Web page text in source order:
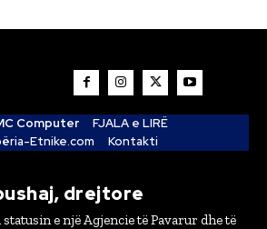
Computer
FJALA e LIRË
Etnike.com
Kontakti
drejtore
e një Agjencie të Pavarur dhe të